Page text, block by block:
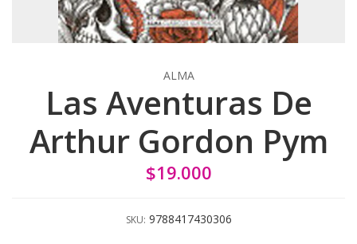
ALMA
Las Aventuras De
Arthur Gordon Pym
$19.000
SKU: 9788417430306